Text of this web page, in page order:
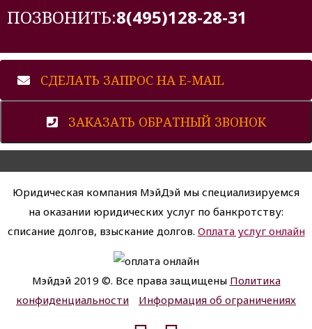
ПОЗВОНИТЬ:8(495)128-28-31
СДЕЛАТЬ ЗАПРОС НА E-MAIL
ЗАКАЗАТЬ ОБРАТНЫЙ ЗВОНОК
Юридическая компания МэйДэй мы специализируемся
на оказании юридических услуг по банкротству:
списание долгов, взыскание долгов. Оплата услуг онлайн
Мэйдэй 2019 ©. Все права защищены Политика
конфиденциальности
Информация об ограничениях